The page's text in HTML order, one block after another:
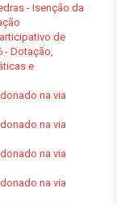
- Isenção da
de
- Dotação,
e
na via
na via
na via
na via